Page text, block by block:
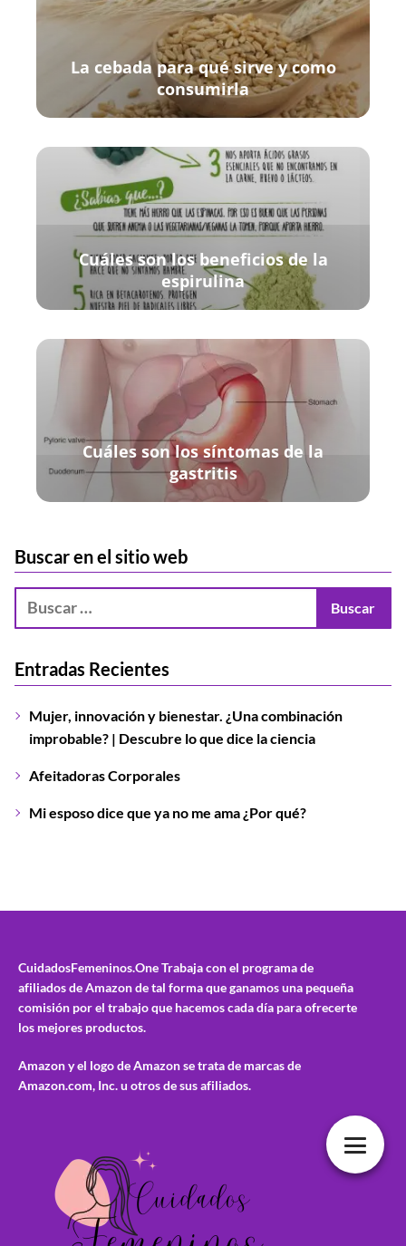
La cebada para qué sirve y como
consumirla
Cuáles son los beneficios de la
espirulina
Cuáles son los síntomas de la
gastritis
Buscar en el sitio web
Entradas Recientes
Mujer, innovación y bienestar. ¿Una combinación
improbable? | Descubre lo que dice la ciencia
Afeitadoras Corporales
Mi esposo dice que ya no me ama ¿Por qué?
CuidadosFemeninos.OneTrabaja con el programa de
afiliados de Amazon de tal forma que ganamos una pequeña
comisión por el trabajo que hacemos cada día para ofrecerte
los mejores productos.
Amazon y el logo de Amazon se trata de marcas de
Amazon.com, Inc. u otros de sus afiliados.